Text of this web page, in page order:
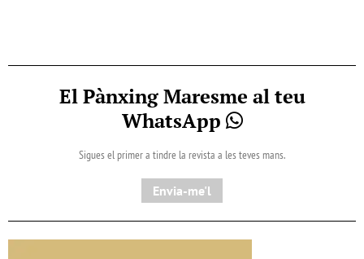
El Pànxing Maresme al teu
WhatsApp
Sigues el primer a tindre la revista a les teves mans.
Envia-me'l